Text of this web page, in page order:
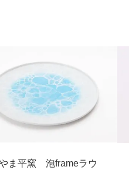
ま平窯 泡frameラウ